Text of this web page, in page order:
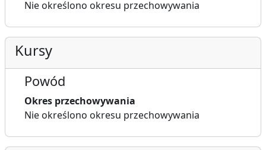
Nie określono okresu przechowywania
Kursy
Powód
Okres przechowywania
Nie określono okresu przechowywania